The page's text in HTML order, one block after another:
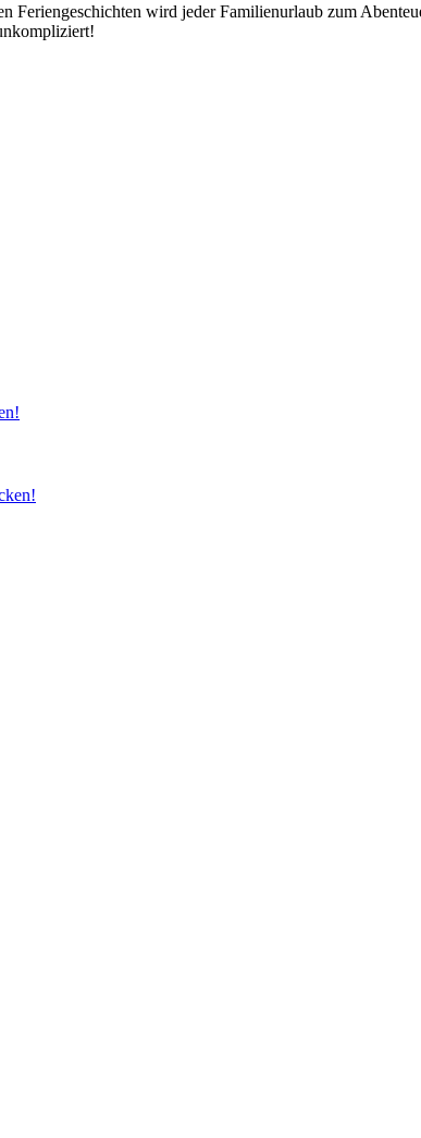
Feriengeschichten wird jeder Familienurlaub zum